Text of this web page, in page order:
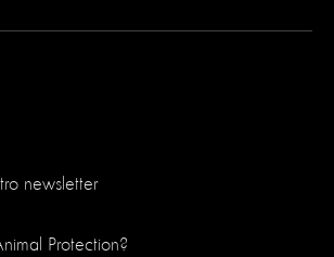
newsletter
Protection?